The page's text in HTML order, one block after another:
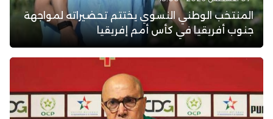
المنتخب الوطني النسوي يختتم تحضيراته لمواجهة
جنوب أفريقيا في كأس أمم إفريقيا